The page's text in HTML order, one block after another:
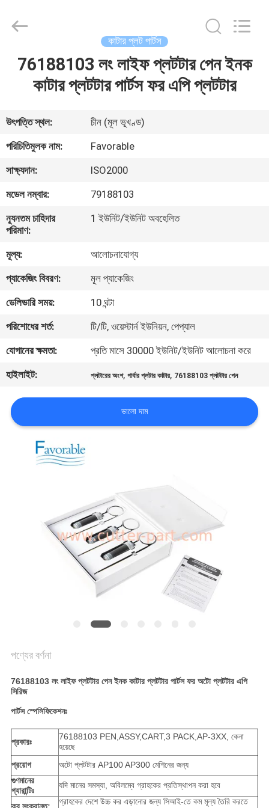
বাড়ি
আমাদের
সম্পর্কে
কারখানা
ভ্রমণ
মান
নিয়ন্ত্রণ
যোগাযোগ
করুন
খবর
উদ্ধৃতির
আবেদন
EQUIPMENT
CO.,LTD.
কাটার প্লট পার্টস
76188103 লং লাইফ প্লটটার পেন ইনক
কাটার প্লটটার পার্টস ফর এপি প্লটটার
উৎপত্তি স্থল:
চীন (মূল ভূখণ্ড)
পরিচিতিমুলক নাম:
Favorable
সাক্ষ্যদান:
ISO2000
মডেল নম্বার:
79188103
ন্যূনতম চাহিদার
পরিমাণ:
1 ইউনিট/ইউনিট অবহেলিত
মূল্য:
আলোচনাযোগ্য
প্যাকেজিং বিবরণ:
মূল প্যাকেজিং
ডেলিভারি সময়:
10 ঘন্টা
পরিশোধের শর্ত:
টি/টি, ওয়েস্টার্ন ইউনিয়ন, পেপ্যাল
যোগানের ক্ষমতা:
প্রতি মাসে 30000 ইউনিট/ইউনিট আলোচনা করে
হাইলাইট:
প্লটারের অংশ,গার্বার প্লটার কাটার, 76188103 প্লটটার পেন
ভালো দাম
পণ্যের বর্ণনা
76188103 লং লাইফ প্লটটার পেন ইনক কাটার প্লটটার পার্টস ফর অটো প্লটটার এপি
সিরিজ
পার্টস স্পেসিফিকেশনঃ
প্রকারঃ
76188103 PEN,ASSY,CART,3 PACK,AP-3XX, কেনা
হয়েছে
প্রয়োগ
অটো প্লটটার AP100 AP300 মেশিনের জন্য
গুণমানের
গ্যারান্টিঃ
যদি মানের সমস্যা, অবিলম্বে গ্রাহকের প্রতিস্থাপন করা হবে
গ্রাহকের দেশে উচ্চ কর এড়ানোর জন্য সিআই-তে কম মূল্য তৈরি করতে